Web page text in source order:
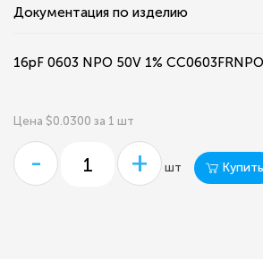
Документация по изделию
16pF 0603 NPO 50V 1%
Цена $0.0300 за 1 шт
- + шт Купить